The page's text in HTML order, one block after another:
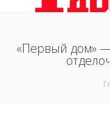
«Первый дом»